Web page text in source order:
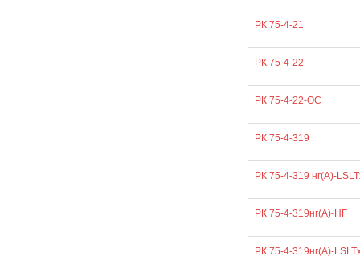
РК 75-4-21
РК 75-4-22
РК 75-4-22-ОС
РК 75-4-319
РК 75-4-319 нг(А)-
РК 75-4-319нг(А)-HF
РК 75-4-319нг(А)-